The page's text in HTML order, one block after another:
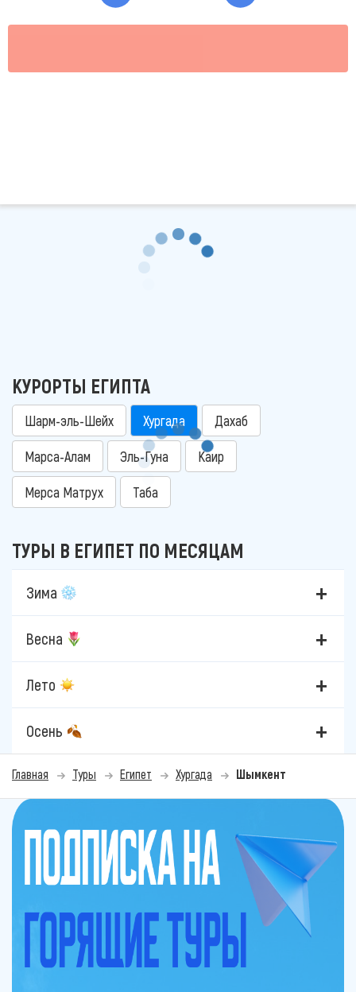
КУРОРТЫ ЕГИПТА
Шарм-эль-Шейх Хургада Дахаб
Марса-Алам Эль-Гуна Каир
Мерса Матрух Таба
ТУРЫ В ЕГИПЕТ ПО МЕСЯЦАМ
Зима
Весна
Лето
Осень
Главная Туры Египет Хургада Шымкент